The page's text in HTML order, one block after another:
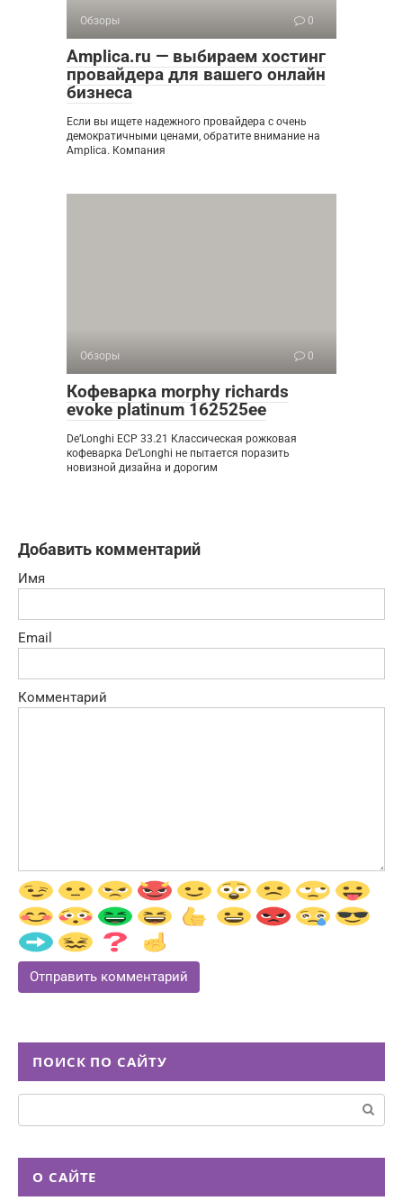
Обзоры 0
Amplica.ru — выбираем хостинг
провайдера для вашего онлайн
бизнеса
Если вы ищете надежного провайдера с очень
демократичными ценами, обратите внимание на
Amplica. Компания
Обзоры 0
Кофеварка morphy richards
evoke platinum 162525ee
De’Longhi ECP 33.21 Классическая рожковая
кофеварка De’Longhi не пытается поразить
новизной дизайна и дорогим
Добавить комментарий
Имя
Email
Комментарий
ПОИСК ПО САЙТУ
Поиск:
О САЙТЕ